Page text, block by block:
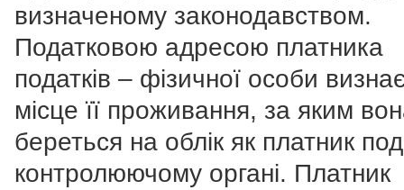
визначеному законодавством.
Податковою адресою платника
податків – фізичної особи
місце її проживання, за яким
береться на облік як платник
контролюючому органі. Платник